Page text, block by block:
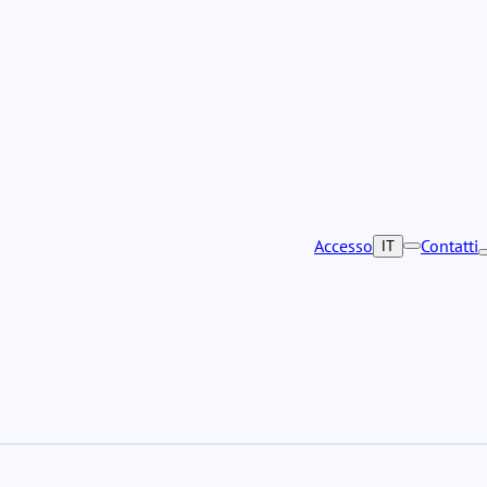
Accesso IT Contatti